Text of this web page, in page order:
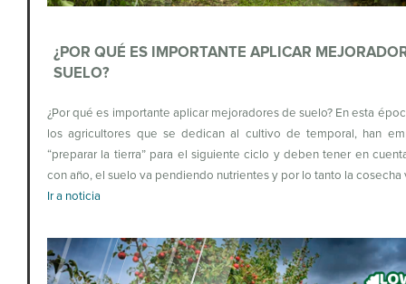
¿POR QUÉ ES IMPORTANTE APLICAR
SUELO?
¿Por qué es importante aplicar mejoradores de suelo? En esta
los agricultores que se dedican al cultivo de temporal, han
“preparar la tierra” para el siguiente ciclo y deben tener en
con año, el suelo va pendiendo nutrientes y por lo tanto la cosecha
Ir a noticia